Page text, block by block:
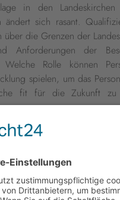
in den
ändert sich rasant.
über die Grenzen der
Anforderungen der
Welche Rolle können
spielen, um das
fit für die Zukunft zu
1 …